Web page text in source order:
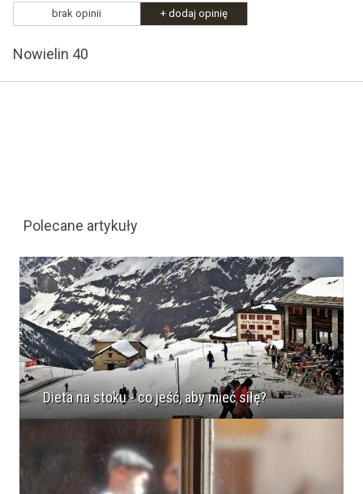
brak opinii + dodaj opinię
Nowielin 40
Polecane artykuły
Dieta na stoku - co jeść, aby mieć siłę?